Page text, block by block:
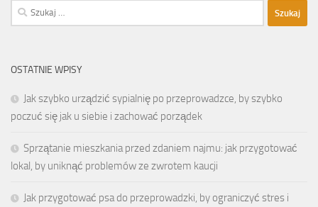
Szukaj:
OSTATNIE WPISY
Jak szybko urządzić sypialnię po przeprowadzce, by szybko
poczuć się jak u siebie i zachować porządek
Sprzątanie mieszkania przed zdaniem najmu: jak przygotować
lokal, by uniknąć problemów ze zwrotem kaucji
Jak przygotować psa do przeprowadzki, by ograniczyć stres i